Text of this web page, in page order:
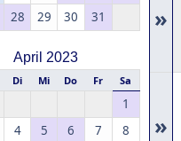
28 29 30 31
April 2023
Di Mi Do Fr Sa
1
4 5 6 7
8
»
»